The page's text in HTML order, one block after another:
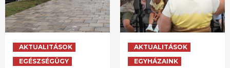
AKTUALITÁSOK
EGÉSZSÉGÜGY
AKTUALITÁSOK
EGYHÁZAINK